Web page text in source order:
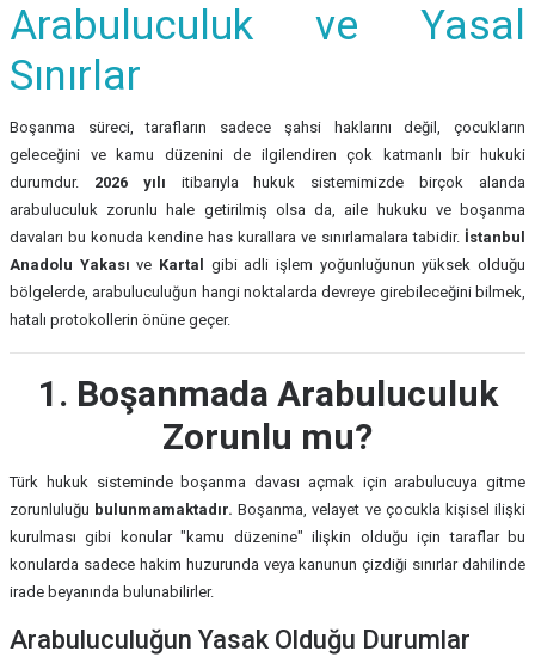
Arabuluculuk ve Yasal
Sınırlar
Boşanma süreci, tarafların sadece şahsi haklarını değil, çocukların
geleceğini ve kamu düzenini de ilgilendiren çok katmanlı bir hukuki
durumdur. 2026 yılı itibarıyla hukuk sistemimizde birçok alanda
arabuluculuk zorunlu hale getirilmiş olsa da, aile hukuku ve boşanma
davaları bu konuda kendine has kurallara ve sınırlamalara tabidir. İstanbul
Anadolu Yakası ve Kartal
gibi adli işlem yoğunluğunun yüksek olduğu
bölgelerde, arabuluculuğun hangi noktalarda devreye girebileceğini bilmek,
hatalı protokollerin önüne geçer.
1. Boşanmada Arabuluculuk
Zorunlu mu?
Türk hukuk sisteminde boşanma davası açmak için arabulucuya gitme
zorunluluğu bulunmamaktadır. Boşanma, velayet ve çocukla kişisel ilişki
kurulması gibi konular "kamu düzenine" ilişkin olduğu için taraflar bu
konularda sadece hakim huzurunda veya kanunun çizdiği sınırlar dahilinde
irade beyanında bulunabilirler.
Arabuluculuğun Yasak Olduğu Durumlar